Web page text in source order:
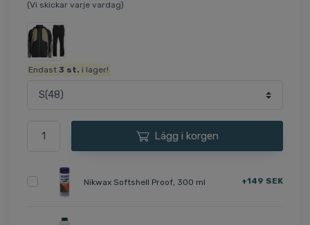
(Vi skickar varje vardag)
Endast3 st. i lager!
Lägg i korgen
Nikwax Softshell Proof, 300 ml +149 SEK